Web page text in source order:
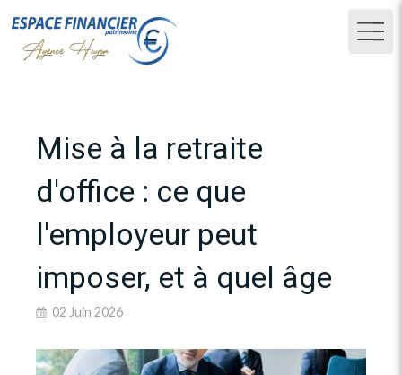
Mise à la retraite
d'office : ce que
l'employeur peut
imposer, et à quel âge
02 Juin 2026